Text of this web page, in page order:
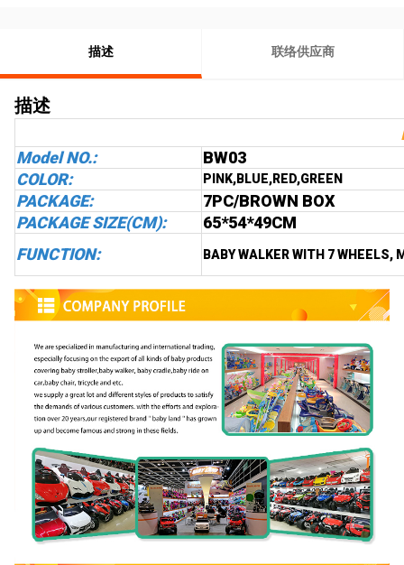
描述 联络供应商
描述
Model NO.:
BW03
COLOR:
PINK,BLUE,RED,GREEN
PACKAGE: 7PC/BROWN BOX
PACKAGE SIZE(CM):
65*54*49CM
FUNCTION:
BABY WALKER WITH 7 WHEELS,